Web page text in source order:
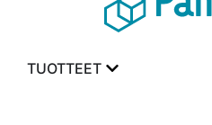
TUOTTEET